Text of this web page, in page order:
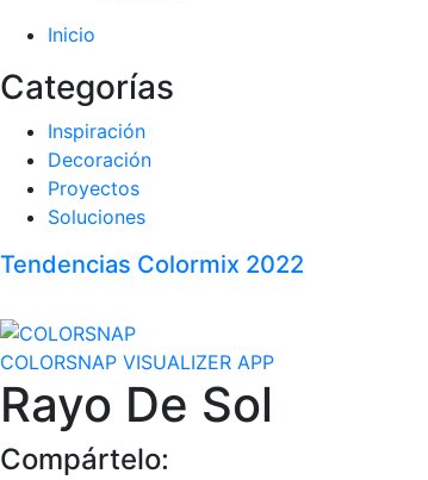
Inicio
Categorías
Inspiración
Decoración
Proyectos
Soluciones
Tendencias Colormix 2022
COLORSNAP VISUALIZER APP
Rayo De Sol
Compártelo: